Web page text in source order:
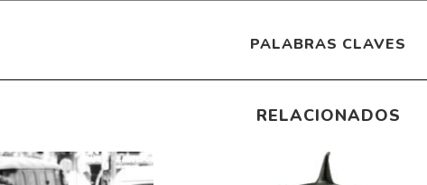
PALABRAS CLAVES
RELACIONADOS